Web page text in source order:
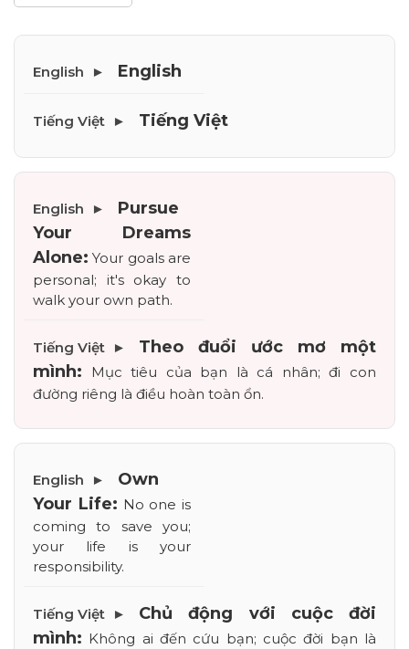
English
Tiếng Việt
Pursue
Your Dreams
Alone: Your goals are
personal; it's okay to
walk your own path.
Theo đuổi ước mơ một
mình: Mục tiêu của bạn là cá nhân; đi con
đường riêng là điều hoàn toàn ổn.
Own
Your Life: No one is
coming to save you;
your life is your
responsibility.
Chủ động với cuộc đời
mình: Không ai đến cứu bạn; cuộc đời bạn là